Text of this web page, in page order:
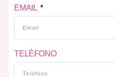
EMAIL
TELÉFONO